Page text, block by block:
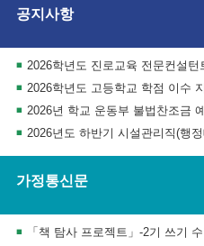
2027학년도 EBS 수능연계교재 정오표 안내
공지사항
2026학년도 진로교육 전문컨설턴
2026학년도 고등학교 학점 이수 지원 미
2026년 학교 운동부 불법찬조금 예방 집중
2026년도 하반기 시설관리직(행정대체) 최종 합격자 발표 및
가정통신문
「책 탐사 프로젝트」-2기 쓰기 수강